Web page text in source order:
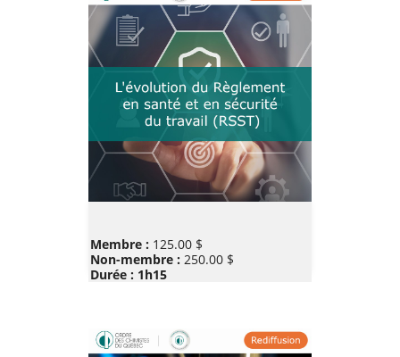
Prix
Membre : 125.00 $
Non-membre : 250.00 $
Durée : 1h15